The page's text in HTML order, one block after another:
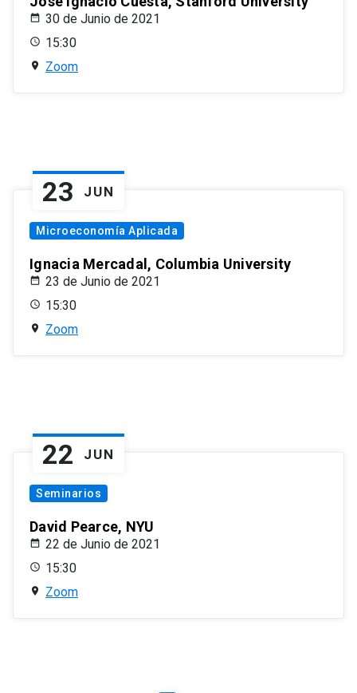
30 de Junio de 2021
15:30
Zoom
23 JUN
Microeconomía Aplicada
Ignacia Mercadal, Columbia University
23 de Junio de 2021
15:30
Zoom
22 JUN
Seminarios
David Pearce, NYU
22 de Junio de 2021
15:30
Zoom